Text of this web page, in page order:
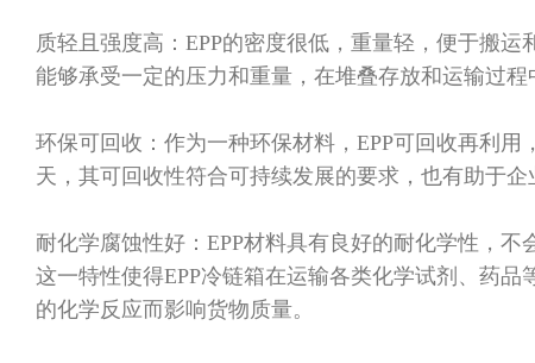
质轻且强度高 ： EPP的密度很低，重量轻，便于搬运
能够承受一定的压力和重量，在堆叠存放和运输过
环保可回收 ：作为一种环保材料， EPP可回收再利用
天，其可回收性符合可持续发展的要求，也有助于
耐化学腐蚀性好 ： EPP材料具有良好的耐化学性，不
这一特性使得EPP冷链箱在运输各类化学试剂、药品
的化学反应而影响货物质量。